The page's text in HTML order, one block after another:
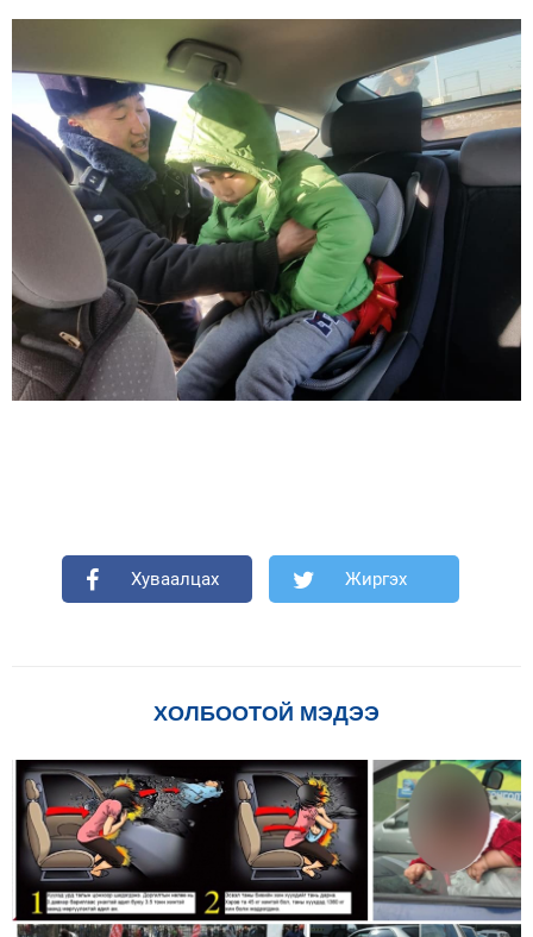
Хуваалцах Жиргэх
ХОЛБООТОЙ МЭДЭЭ